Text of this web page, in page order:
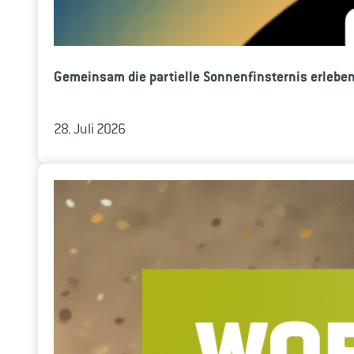
Gemeinsam die partielle Sonnenfinsternis
28. Juli 2026